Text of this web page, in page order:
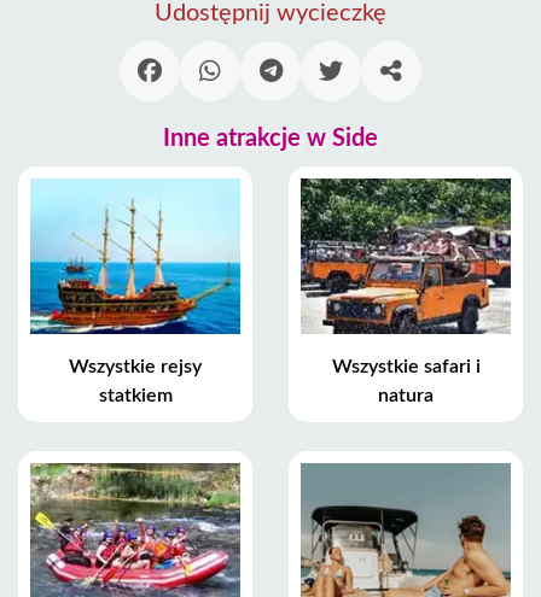
Udostępnij wycieczkę
Inne atrakcje w Side
Wszystkie rejsy
statkiem
Wszystkie safari i
natura